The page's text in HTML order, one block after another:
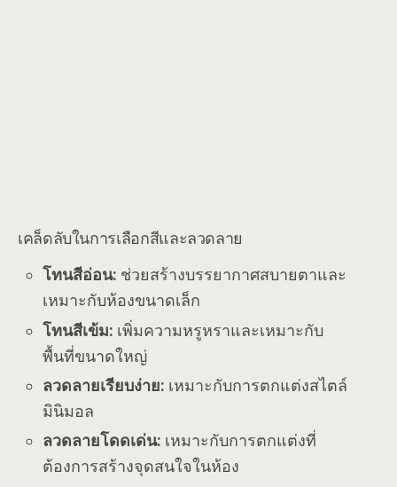
เคล็ดลับในการเลือกสีและลวดลาย
โทนสีอ่อน: ช่วยสร้างบรรยากาศสบายตาและ
เหมาะกับห้องขนาดเล็ก
โทนสีเข้ม: เพิ่มความหรูหราและเหมาะกับ
พื้นที่ขนาดใหญ่
ลวดลายเรียบง่าย: เหมาะกับการตกแต่งสไตล์
มินิมอล
ลวดลายโดดเด่น: เหมาะกับการตกแต่งที่
ต้องการสร้างจุดสนใจในห้อง